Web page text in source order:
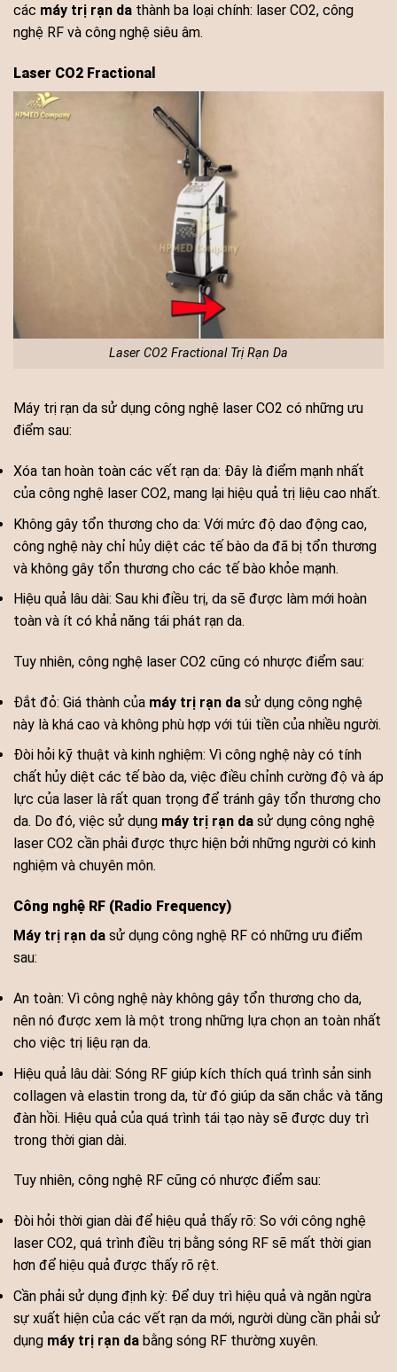
các máy trị rạn da thành ba loại chính: laser CO2, công
nghệ RF và công nghệ siêu âm.
Laser CO2 Fractional
Laser CO2 Fractional Trị Rạn Da
Máy trị rạn da sử dụng công nghệ laser CO2 có những ưu
điểm sau:
Xóa tan hoàn toàn các vết rạn da: Đây là điểm mạnh nhất
của công nghệ laser CO2, mang lại hiệu quả trị liệu cao nhất.
Không gây tổn thương cho da: Với mức độ dao động cao,
công nghệ này chỉ hủy diệt các tế bào da đã bị tổn thương
và không gây tổn thương cho các tế bào khỏe mạnh.
Hiệu quả lâu dài: Sau khi điều trị, da sẽ được làm mới hoàn
toàn và ít có khả năng tái phát rạn da.
Tuy nhiên, công nghệ laser CO2 cũng có nhược điểm sau:
Đắt đỏ: Giá thành của máy trị rạn da sử dụng công nghệ
này là khá cao và không phù hợp với túi tiền của nhiều người.
Đòi hỏi kỹ thuật và kinh nghiệm: Vì công nghệ này có tính
chất hủy diệt các tế bào da, việc điều chỉnh cường độ và áp
lực của laser là rất quan trọng để tránh gây tổn thương cho
da. Do đó, việc sử dụng máy trị rạn da sử dụng công nghệ
laser CO2 cần phải được thực hiện bởi những người có kinh
nghiệm và chuyên môn.
Công nghệ RF (Radio Frequency)
Máy trị rạn da sử dụng công nghệ RF có những ưu điểm
sau:
An toàn: Vì công nghệ này không gây tổn thương cho da,
nên nó được xem là một trong những lựa chọn an toàn nhất
cho việc trị liệu rạn da.
Hiệu quả lâu dài: Sóng RF giúp kích thích quá trình sản sinh
collagen và elastin trong da, từ đó giúp da săn chắc và tăng
đàn hồi. Hiệu quả của quá trình tái tạo này sẽ được duy trì
trong thời gian dài.
Tuy nhiên, công nghệ RF cũng có nhược điểm sau:
Đòi hỏi thời gian dài để hiệu quả thấy rõ: So với công nghệ
laser CO2, quá trình điều trị bằng sóng RF sẽ mất thời gian
hơn để hiệu quả được thấy rõ rệt.
Cần phải sử dụng định kỳ: Để duy trì hiệu quả và ngăn ngừa
sự xuất hiện của các vết rạn da mới, người dùng cần phải sử
dụng máy trị rạn da bằng sóng RF thường xuyên.